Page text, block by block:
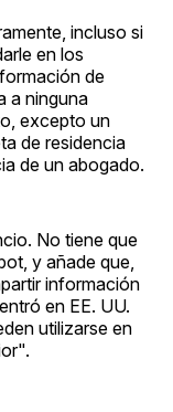
incluso si
en los
de
a ninguna
excepto un
de residencia
de un abogado.
No tiene que
y añade que,
información
en EE. UU.
utilizarse en